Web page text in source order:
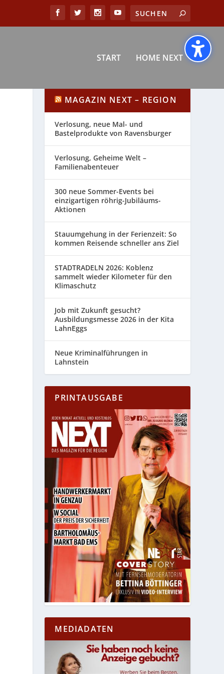
START HOME NEXT
MAGAZIN NEXT – REGION
Verlosung, neue Mal- und
Bastelprodukte von Ravensburger
Verlosung, Geheime Welt –
Familienabenteuer
300 neue Sommer-Events bei
einzigartigen röhrig-Jubiläums-
Aktionen
Stauumgehung in der Ferienzeit: So
kommen Reisende schneller ans Ziel
STADTRADELN 2026: Koblenz
sammelt wieder Kilometer für den
Klimaschutz
Job mit Zukunft gesucht?
Ausbildungsmesse 2026 in der Kita
LahnEggs
Neue Kriminalführungen in
Lahnstein
PRINTAUSGABE
MEDIADATEN